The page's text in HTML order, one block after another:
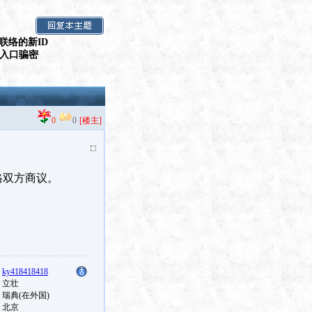
络的新ID
口骗密
0 0 [楼主]
方商议。